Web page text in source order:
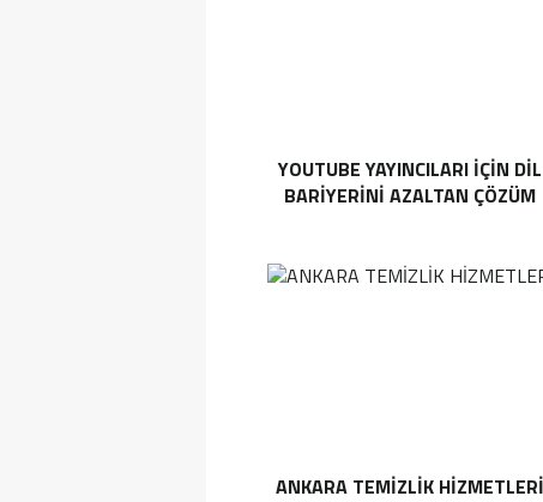
YOUTUBE YAYINCILARI IÇIN DIL
BARIYERINI AZALTAN ÇÖZÜM
ANKARA TEMIZLIK HIZMETLERI